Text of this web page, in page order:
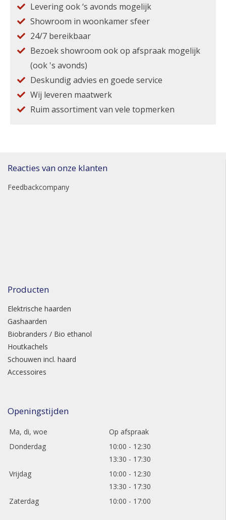
Levering ook ‘s avonds mogelijk
Showroom in woonkamer sfeer
24/7 bereikbaar
Bezoek showroom ook op afspraak mogelijk
(ook 's avonds)
Deskundig advies en goede service
Wij leveren maatwerk
Ruim assortiment van vele topmerken
Reacties van onze klanten
Feedbackcompany
Producten
Elektrische haarden
Gashaarden
Biobranders / Bio ethanol
Houtkachels
Schouwen incl. haard
Accessoires
Openingstijden
Ma, di, woe
Op afspraak
Donderdag
10:00 - 12:30
13:30 - 17:30
Vrijdag
10:00 - 12:30
13:30 - 17:30
Zaterdag
10:00 - 17:00